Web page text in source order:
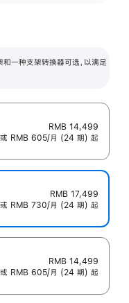
一种支架转换器可选，以满足
RMB 14,499
或 RMB 605/月 (24 期) 起
RMB 17,499
或 RMB 730/月 (24 期) 起
RMB 14,499
或 RMB 605/月 (24 期) 起